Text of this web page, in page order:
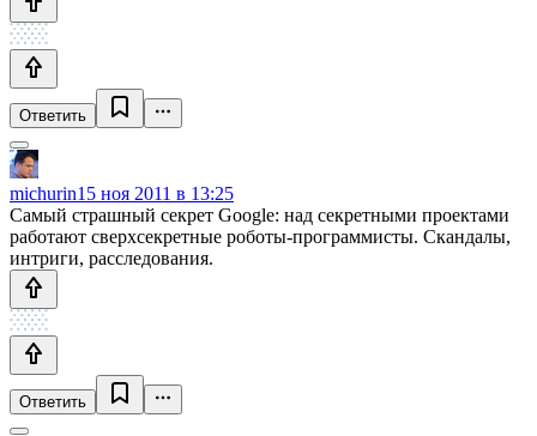
Ответить
michurin15 ноя 2011 в 13:25
Самый страшный секрет Google: над секретными проектами
работают сверхсекретные роботы-программисты. Скандалы,
интриги, расследования.
Ответить